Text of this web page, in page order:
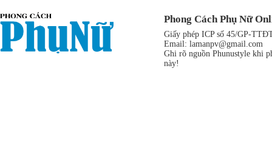
Phong Cách Phụ Nữ
Giấy phép ICP số 45/GP-
Email: lamanpv@gmail.com
Ghi rõ nguồn Phunustyle khi
này!